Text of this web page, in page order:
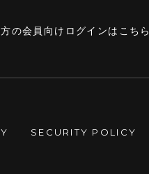
の会員向けログインはこちら
SECURITY POLICY